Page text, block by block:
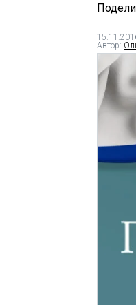
Автор: